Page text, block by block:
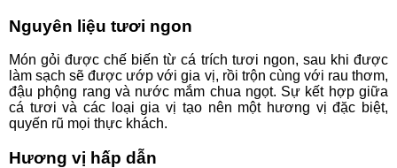
Nguyên liệu tươi ngon
Món gỏi được chế biến từ cá trích tươi ngon, sau khi được
làm sạch sẽ được ướp với gia vị, rồi trộn cùng với rau thơm,
đậu phộng rang và nước mắm chua ngọt. Sự kết hợp giữa
cá tươi và các loại gia vị tạo nên một hương vị đặc biệt,
quyến rũ mọi thực khách.
Hương vị hấp dẫn